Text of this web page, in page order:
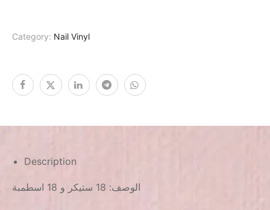
Category: Nail Vinyl
Description
الوصف: 18 ستيكر و 18 اسطمبة